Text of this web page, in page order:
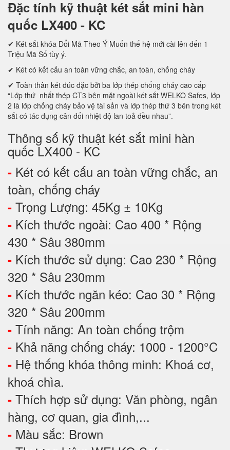
Đặc tính kỹ thuật két sắt mini hàn
quốc LX400 - KC
✔ Két sắt khóa Đổi Mã Theo Ý Muốn thế hệ mới cài lên đến 1
Triệu Mã Số tùy ý.
✔ Két có kết cấu an toàn vững chắc, an toàn, chống cháy
✔ Toàn thân két đúc đặc bởi ba lớp thép chống cháy cao cấp
“Lớp thứ nhất thép CT3 bên mặt ngoài két sắt WELKO Safes, lớp
2 là lớp chống cháy bảo vệ tài sản và lớp thép thứ 3 bên trong két
sắt có tác dụng cân đối nhiệt độ lan toả đều nhau”.
Thông số kỹ thuật két sắt mini hàn
quốc LX400 - KC
- Két có kết cấu an toàn vững chắc, an
toàn, chống cháy
- Trọng Lượng: 45Kg ± 10Kg
- Kích thước ngoài: Cao 400 * Rộng
430 * Sâu 380mm
- Kích thước sử dụng: Cao 230 * Rộng
320 * Sâu 230mm
- Kích thước ngăn kéo: Cao 30 * Rộng
320 * Sâu 200mm
- Tính năng: An toàn chống trộm
- Khả năng chống cháy: 1000 - 1200°C
- Hệ thống khóa thông minh: Khoá cơ,
khoá chìa.
- Thích hợp sử dụng: Văn phòng, ngân
hàng, cơ quan, gia đình,...
- Màu sắc: Brown